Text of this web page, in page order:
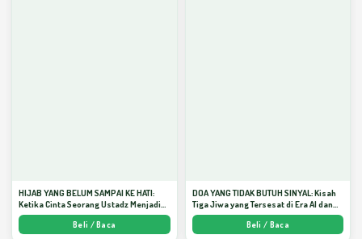
HIJAB YANG BELUM SAMPAI KE HATI:
Ketika Cinta Seorang Ustadz Menjadi
Cermin yang Paling Kejam - Arda
Beli / Baca
DOA YANG TIDAK BUTUH SINYAL: Kisah
Tiga Jiwa yang Tersesat di Era AI dan
Menemukan Jalan Pulang di Bulan
Ramadhan" - Arda Dinata
Beli / Baca